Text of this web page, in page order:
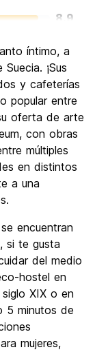
8.9
8.2
7.5
7.1
íntimo, a
¡Sus
y cafeterías
popular entre
oferta de arte
con obras
múltiples
en distintos
a una
encuentran
si te gusta
del medio
hostel en
XIX o en
5 minutos de
mujeres,